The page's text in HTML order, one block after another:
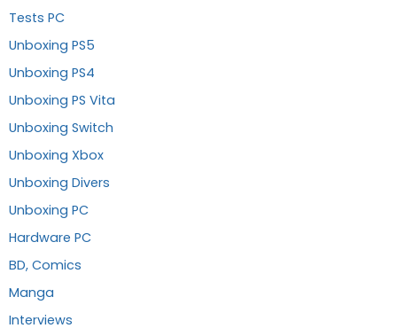
Tests PC
Unboxing PS5
Unboxing PS4
Unboxing PS Vita
Unboxing Switch
Unboxing Xbox
Unboxing Divers
Unboxing PC
Hardware PC
BD, Comics
Manga
Interviews